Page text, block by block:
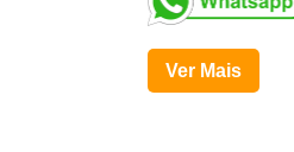
Ver Mais